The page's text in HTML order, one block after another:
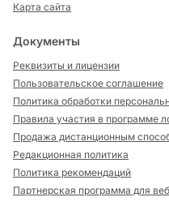
Карта сайта
Документы
Реквизиты и лицензии
Пользовательское соглашение
Политика обработки
Правила участия в программе
Продажа дистанционным
Редакционная политика
Политика рекомендаций
Партнерская программа для